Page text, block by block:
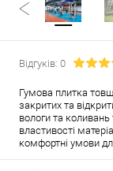
Відгуків: 0
Гумова плитка
закритих та
вологи та коливань
властивості
комфортні умови